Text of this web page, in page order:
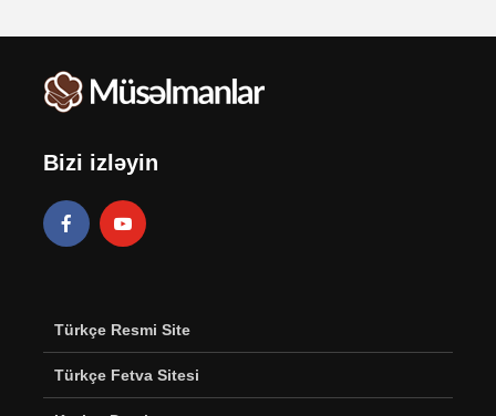
Bizi izləyin
Türkçe Resmi Site
Türkçe Fetva Sitesi